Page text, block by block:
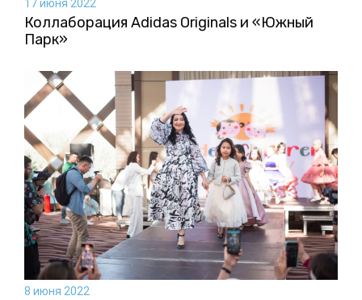
17 июня 2022
Коллаборация Аdidas Originals и «Южный
Парк»
8 июня 2022